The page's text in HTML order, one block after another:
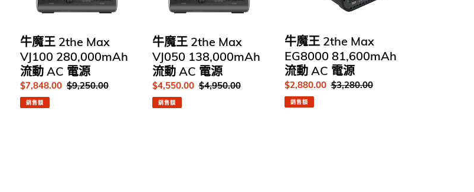
AC
電
源
牛魔王 2the Max
VJ100 280,000mAh
流動 AC 電源
售
價
$7,848.00 定
$9,250.00
銷售額
AC
電
源
牛魔王 2the Max
VJ050 138,000mAh
流動 AC 電源
售
價
$4,550.00 定
$4,950.00
銷售額
AC
電
源
牛魔王 2the Max
EG8000 81,600mAh
流動 AC 電源
售
價
$2,880.00 定
$3,280.00
銷售額